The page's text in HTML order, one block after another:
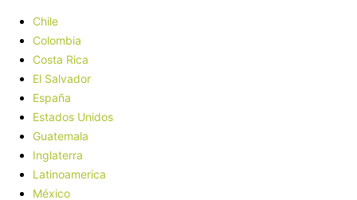
Chile
Colombia
Costa Rica
El Salvador
España
Estados Unidos
Guatemala
Inglaterra
Latinoamerica
México